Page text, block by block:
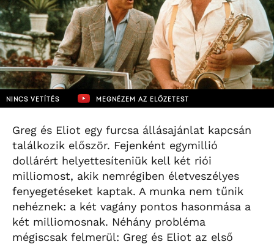
NINCS VETÍTÉS MEGNÉZEM AZ ELŐZETEST
Greg és Eliot egy furcsa állásajánlat kapcsán
találkozik először. Fejenként egymillió
dollárért helyettesíteniük kell két riói
milliomost, akik nemrégiben életveszélyes
fenyegetéseket kaptak. A munka nem tűnik
nehéznek: a két vagány pontos hasonmása a
két milliomosnak. Néhány probléma
mégiscsak felmerül: Greg és Eliot az első